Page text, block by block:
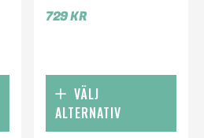
729KR
VÄLJ
ALTERNATIV